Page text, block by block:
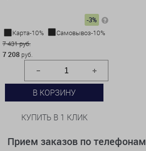
-3%
Карта-10%
Самовывоз-10%
7 431 руб.
7 208 руб.
В КОРЗИНУ
КУПИТЬ В 1 КЛИК
Прием заказов по телефонам